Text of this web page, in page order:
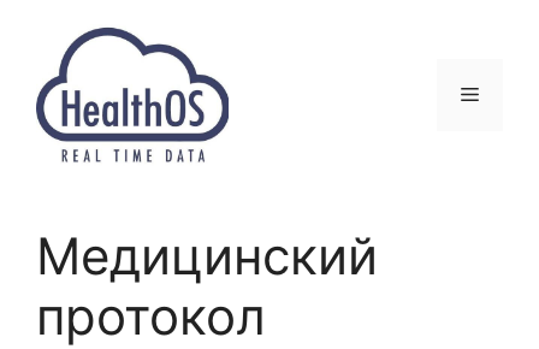
содержимому
Меню
Медицинский
протокол